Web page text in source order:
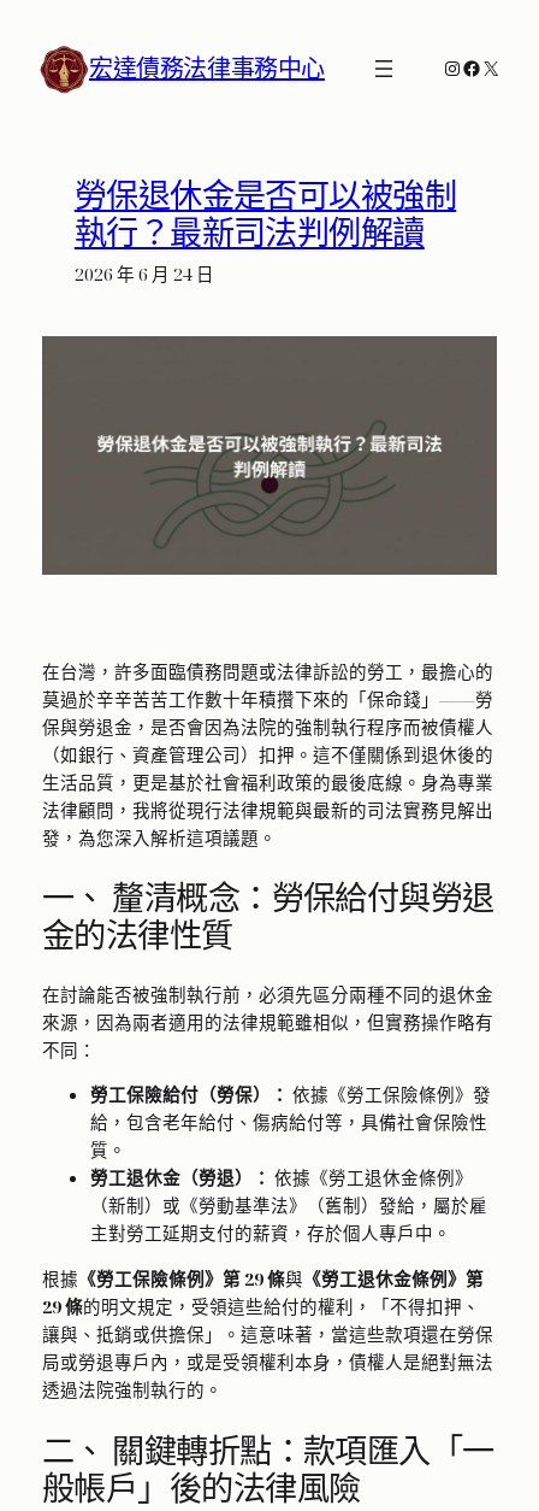
宏達債務法律事務中心 Instagram
X
勞保退休金是否可以被強制
執行？最新司法判例解讀
2026 年 6 月 24 日
在台灣，許多面臨債務問題或法律訴訟的勞工，最擔心的
莫過於辛辛苦苦工作數十年積攢下來的「保命錢」——勞
保與勞退金，是否會因為法院的強制執行程序而被債權人
（如銀行、資產管理公司）扣押。這不僅關係到退休後的
生活品質，更是基於社會福利政策的最後底線。身為專業
法律顧問，我將從現行法律規範與最新的司法實務見解出
發，為您深入解析這項議題。
一、 釐清概念：勞保給付與勞退
金的法律性質
在討論能否被強制執行前，必須先區分兩種不同的退休金
來源，因為兩者適用的法律規範雖相似，但實務操作略有
不同：
勞工保險給付（勞保）： 依據《勞工保險條例》發
給，包含老年給付、傷病給付等，具備社會保險性
質。
勞工退休金（勞退）： 依據《勞工退休金條例》
（新制）或《勞動基準法》（舊制）發給，屬於雇
主對勞工延期支付的薪資，存於個人專戶中。
根據 《勞工保險條例》第 29 條與 《勞工退休金條例》第
29 條的明文規定，受領這些給付的權利，「不得扣押、
讓與、抵銷或供擔保」。這意味著，當這些款項還在勞保
局或勞退專戶內，或是受領權利本身，債權人是絕對無法
透過法院強制執行的。
二、 關鍵轉折點：款項匯入「一
般帳戶」後的法律風險